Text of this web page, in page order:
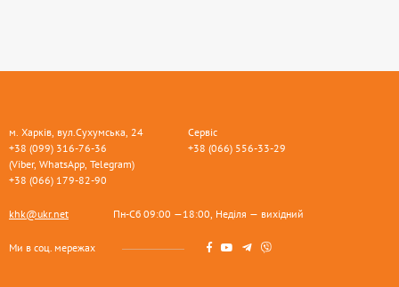
м. Харків, вул.Сухумська, 24
+38 (099) 316-76-36
(Viber, WhatsApp, Telegram)
+38 (066) 179-82-90
Сервіс
+38 (066) 556-33-29
khk@ukr.net Пн-Сб 09:00 —18:00, Неділя — вихідний
Ми в соц. мережах